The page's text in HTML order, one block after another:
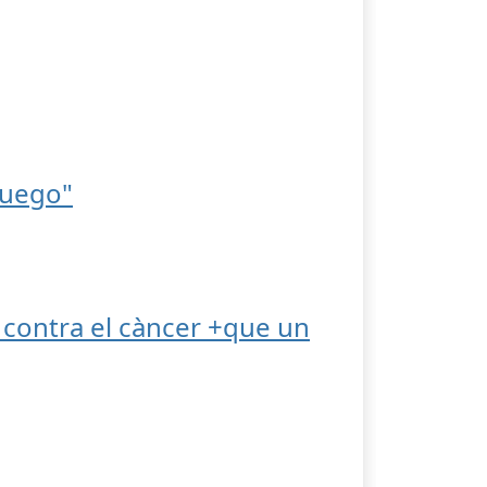
el càncer +que un